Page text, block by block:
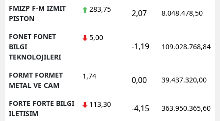
FMIZP F-M IZMIT
PISTON
283,75 2,07 8.048.478,50
FONET FONET
BILGI
TEKNOLOJILERI
5,00
-1,19 109.028.768,84
FORMT FORMET
METAL VE CAM
1,74 0,00 39.437.320,00
FORTE FORTE BILGI
ILETISIM
113,30 -4,15 363.950.365,60